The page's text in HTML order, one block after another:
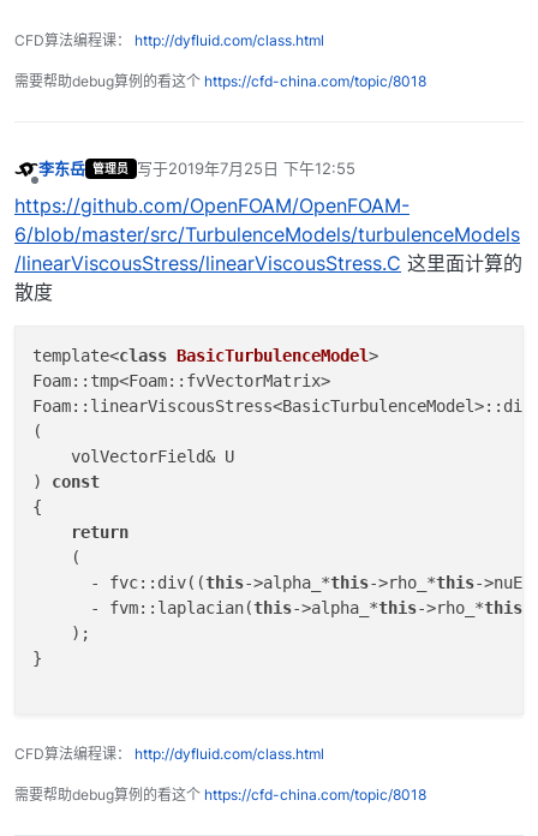
CFD算法编程课： http://dyfluid.com/class.html
需要帮助debug算例的看这个 https://cfd-china.com/topic/8018
李东岳 管理员 写于2019年7月25日 下午12:55
最后由 编辑
https://github.com/OpenFOAM/OpenFOAM-
6/blob/master/src/TurbulenceModels/turbulenceModels
/linearViscousStress/linearViscousStress.C 这里面计算的
散度
template<class BasicTurbulenceModel>
Foam::tmp<Foam::fvVectorMatrix>
(
    volVectorField& U
) const
{
return
    (
      - fvc::div((
this->alpha_*this->rho_*this-
      - fvm::laplacian(
this->alpha_*this->rho_*this
    );
}
CFD算法编程课： http://dyfluid.com/class.html
需要帮助debug算例的看这个 https://cfd-china.com/topic/8018